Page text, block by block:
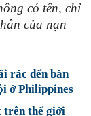
có tên, chỉ
của nạn
rác đến bàn
ở Philippines
trên thế giới